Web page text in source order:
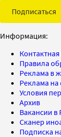
Подписаться
Информация:
Правила
Реклама в
Реклама на
Условия
Архив
Вакансии в
Сканер
Подписка